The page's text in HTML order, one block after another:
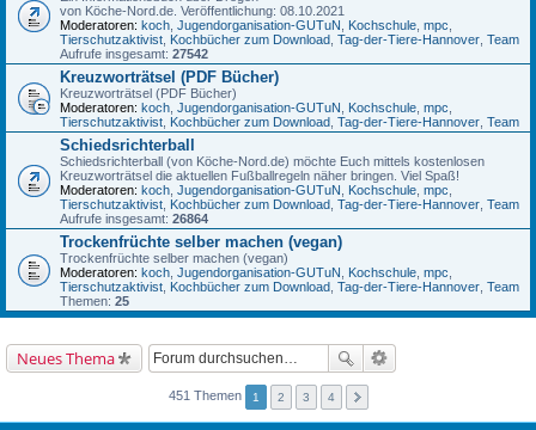
von Köche-Nord.de. Veröffentlichung: 08.10.2021
Moderatoren: koch, Jugendorganisation-GUTuN, Kochschule, mpc,
Tierschutzaktivist, Kochbücher zum Download, Tag-der-Tiere-Hannover, Team
Aufrufe insgesamt: 27542
Kreuzworträtsel (PDF Bücher)
Kreuzworträtsel (PDF Bücher)
Moderatoren: koch, Jugendorganisation-GUTuN, Kochschule, mpc,
Tierschutzaktivist, Kochbücher zum Download, Tag-der-Tiere-Hannover, Team
Schiedsrichterball
Schiedsrichterball (von Köche-Nord.de) möchte Euch mittels kostenlosen
Kreuzworträtsel die aktuellen Fußballregeln näher bringen. Viel Spaß!
Moderatoren: koch, Jugendorganisation-GUTuN, Kochschule, mpc,
Tierschutzaktivist, Kochbücher zum Download, Tag-der-Tiere-Hannover, Team
Aufrufe insgesamt: 26864
Trockenfrüchte selber machen (vegan)
Trockenfrüchte selber machen (vegan)
Moderatoren: koch, Jugendorganisation-GUTuN, Kochschule, mpc,
Tierschutzaktivist, Kochbücher zum Download, Tag-der-Tiere-Hannover, Team
Themen: 25
Neues Thema
451 Themen 1 2 3 4